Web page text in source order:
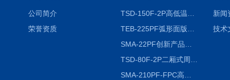
公司简介
荣誉资质
新闻
技术